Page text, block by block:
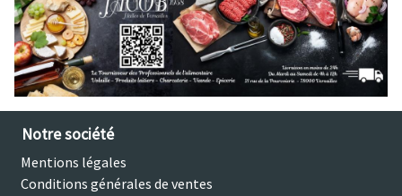
Notre société
Mentions légales
Conditions générales de ventes